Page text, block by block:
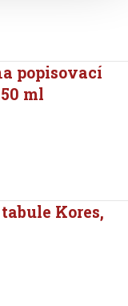
popisovací
ml
Kores,